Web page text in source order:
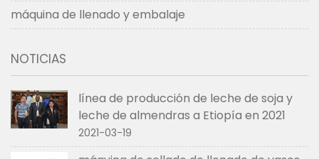
máquina de llenado y embalaje
NOTICIAS
línea de producción de leche de soja y
leche de almendras a Etiopía en 2021
2021-03-19